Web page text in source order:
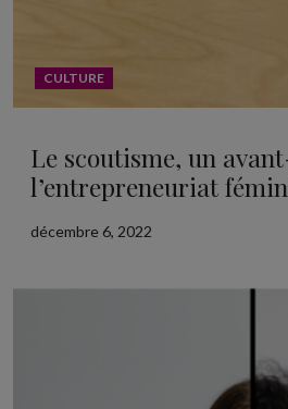
CULTURE
Le scoutisme, un
l’entrepreneuriat
décembre 6, 2022